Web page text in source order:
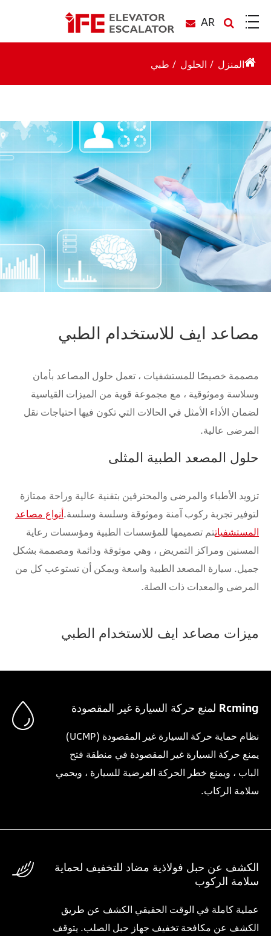
AR
المنزل الحلول طبي
مصاعد ايف للاستخدام الطبي
مصممة خصيصًا للمستشفيات ، تعمل حلول المصاعد بأمان
وسلاسة وموثوقية ، مع مجموعة قوية من الميزات القياسية
لضمان الأداء الأمثل في الحالات التي تكون فيها احتياجات نقل
المرضى عالية.
حلول المصعد الطبية المثلى
تزويد الأطباء والمرضى والمحترفين بتقنية عالية وراحة ممتازة
لتوفير تجربة ركوب آمنة وموثوقة وسلسة وسلسة.أنواع مصاعد
المستشفياتتم تصميمها للمؤسسات الطبية ومؤسسات رعاية
المسنين ومراكز التمريض ، وهي موثوقة ودائمة ومصممة بشكل
جميل. سيارة المصعد الطبية واسعة ويمكن أن تستوعب كل من
المرضى والمعدات ذات الصلة.
ميزات مصاعد ايف للاستخدام الطبي
Rcming لمنع حركة السيارة غير المقصودة
نظام حماية حركة السيارة غير المقصودة (UCMP)
يمنع حركة السيارة غير المقصودة في منطقة فتح
الباب ، ويمنع خطر الحركة العرضية للسيارة ، ويحمي
سلامة الركاب.
الكشف عن حبل فولاذية مضاد للتخفيف لحماية
سلامة الركوب
عملية كاملة في الوقت الحقيقي الكشف عن طريق
الكشف عن مكافحة تخفيف جهاز حبل الصلب. يتوقف